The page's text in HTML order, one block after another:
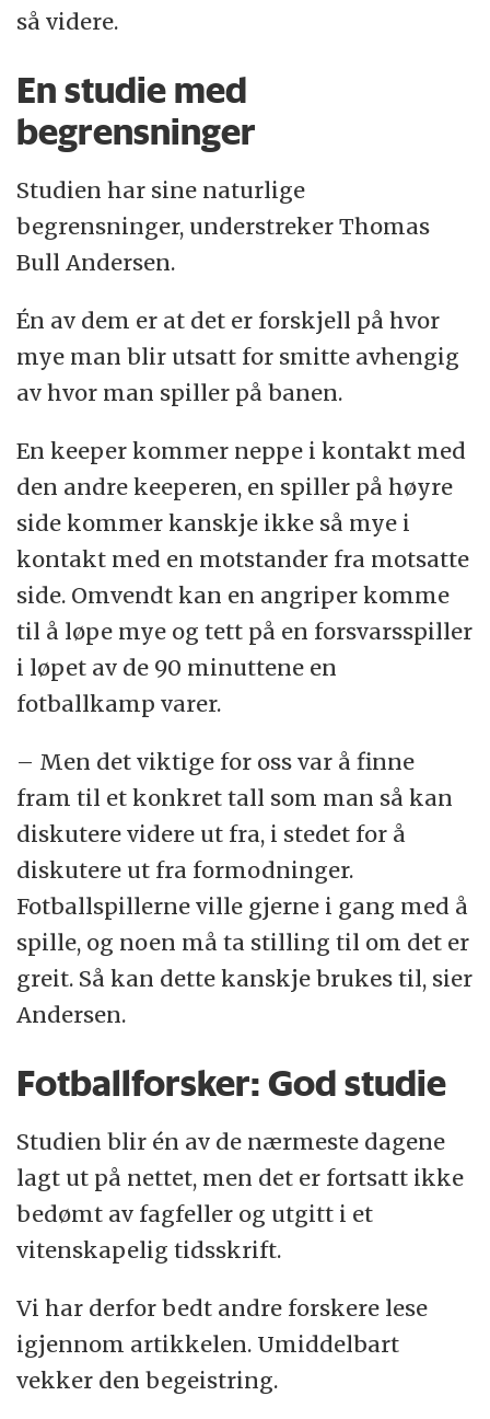
så videre.
En studie med
begrensninger
Studien har sine naturlige
begrensninger, understreker Thomas
Bull Andersen.
Én av dem er at det er forskjell på hvor
mye man blir utsatt for smitte avhengig
av hvor man spiller på banen.
En keeper kommer neppe i kontakt med
den andre keeperen, en spiller på høyre
side kommer kanskje ikke så mye i
kontakt med en motstander fra motsatte
side. Omvendt kan en angriper komme
til å løpe mye og tett på en forsvarsspiller
i løpet av de 90 minuttene en
fotballkamp varer.
– Men det viktige for oss var å finne
fram til et konkret tall som man så kan
diskutere videre ut fra, i stedet for å
diskutere ut fra formodninger.
Fotballspillerne ville gjerne i gang med å
spille, og noen må ta stilling til om det er
greit. Så kan dette kanskje brukes til, sier
Andersen.
Fotballforsker: God studie
Studien blir én av de nærmeste dagene
lagt ut på nettet, men det er fortsatt ikke
bedømt av fagfeller og utgitt i et
vitenskapelig tidsskrift.
Vi har derfor bedt andre forskere lese
igjennom artikkelen. Umiddelbart
vekker den begeistring.